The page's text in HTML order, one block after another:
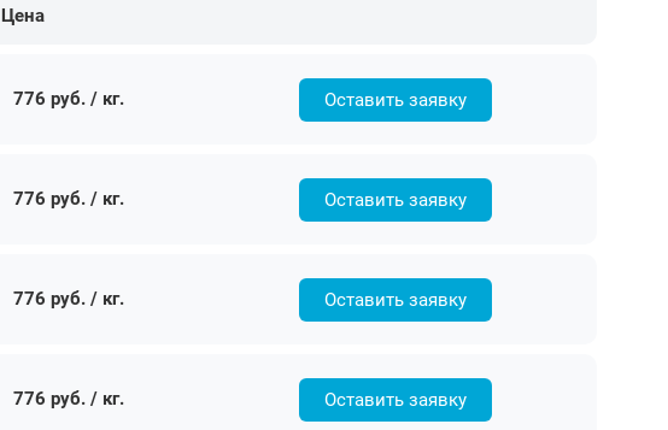
Цена
776 руб. / кг. Оставить заявку
776 руб. / кг. Оставить заявку
776 руб. / кг. Оставить заявку
776 руб. / кг. Оставить заявку